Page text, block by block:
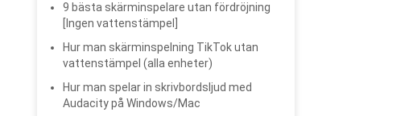
9 bästa skärminspelare utan fördröjning
[Ingen vattenstämpel]
Hur man skärminspelning TikTok utan
vattenstämpel (alla enheter)
Hur man spelar in skrivbordsljud med
Audacity på Windows/Mac